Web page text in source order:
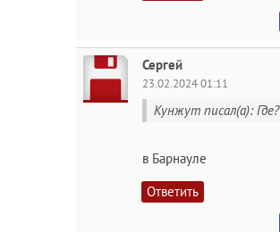
Сергей
23.02.2024 01:11
Кунжут писал(а): Где?
в Барнауле
Ответить